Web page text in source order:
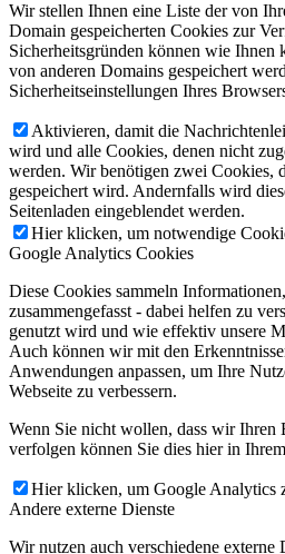
Wir stellen Ihnen eine Liste der von
Domain gespeicherten Cookies zur
Sicherheitsgründen können wie Ihnen
von anderen Domains gespeichert
Sicherheitseinstellungen Ihres
Aktivieren, damit die
wird und alle Cookies, denen nicht
werden. Wir benötigen zwei Cookies,
gespeichert wird. Andernfalls wird
Seitenladen eingeblendet werden.
Hier klicken, um notwendige
Google Analytics Cookies
Diese Cookies sammeln
zusammengefasst - dabei helfen zu
genutzt wird und wie effektiv unsere
Auch können wir mit den
Anwendungen anpassen, um Ihre
Webseite zu verbessern.
Wenn Sie nicht wollen, dass wir Ihren
verfolgen können Sie dies hier in
Hier klicken, um Google Analytics
Andere externe Dienste
Wir nutzen auch verschiedene externe